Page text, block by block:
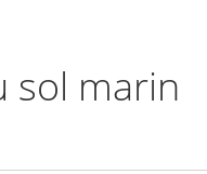
sol marin